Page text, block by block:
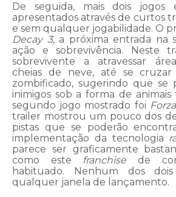
De seguida, mais dois jogos
apresentados através de curtos
e sem qualquer jogabilidade. O
Decay 3, a próxima entrada na
ação e sobrevivência. Neste
sobrevivente a atravessar
cheias de neve, até se
zombificado, sugerindo que se
inimigos sob a forma de animais
segundo jogo mostrado foi
trailer mostrou um pouco dos
pistas que se poderão
implementação da tecnologia
parece ser graficamente
como este franchisede
habituado. Nenhum dos
qualquer janela de lançamento.